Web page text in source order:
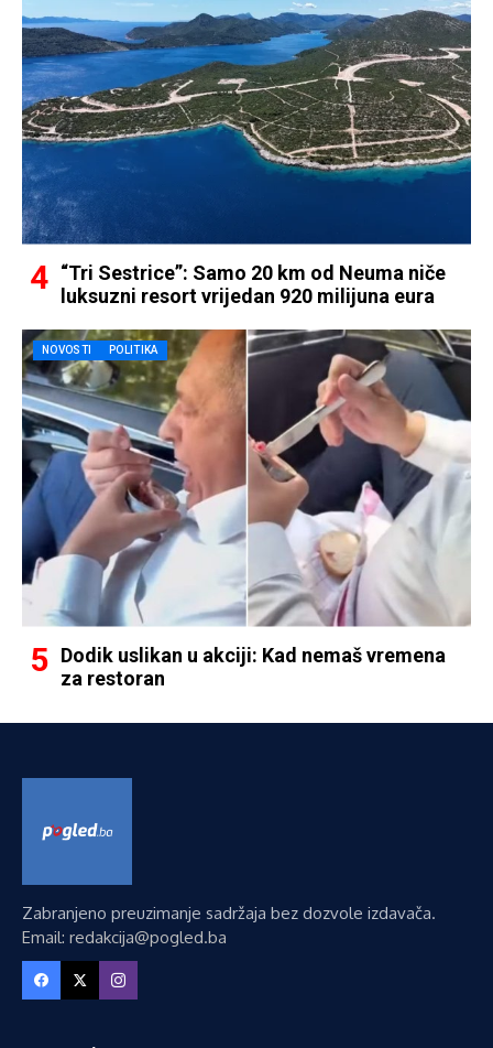
“Tri Sestrice”: Samo 20 km od Neuma niče
luksuzni resort vrijedan 920 milijuna eura
NOVOSTI POLITIKA
Dodik uslikan u akciji: Kad nemaš vremena
za restoran
Zabranjeno preuzimanje sadržaja bez dozvole izdavača.
Email: redakcija@pogled.ba